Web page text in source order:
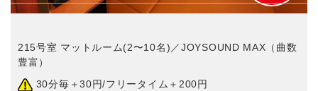
215号室 マットルーム(2〜10名)／JOYSOUND MAX（曲数
豊富）
30分毎＋30円/フリータイム＋200円